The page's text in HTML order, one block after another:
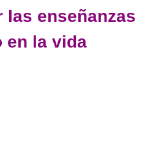
las enseñanzas
en la vida